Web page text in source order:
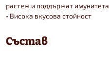
растеж и поддържат имунитета
• Висока вкусова стойност
Състав